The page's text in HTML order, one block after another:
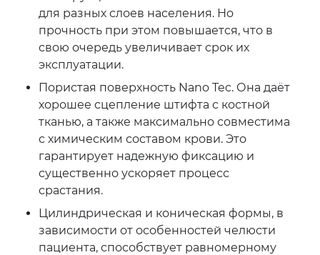
для разных слоев населения. Но
прочность при этом повышается, что в
свою очередь увеличивает срок их
эксплуатации.
Пористая поверхность Nano Tec. Она даёт
хорошее сцепление штифта с костной
тканью, а также максимально совместима
с химическим составом крови. Это
гарантирует надежную фиксацию и
существенно ускоряет процесс
срастания.
Цилиндрическая и коническая формы, в
зависимости от особенностей челюсти
пациента, способствует равномерному